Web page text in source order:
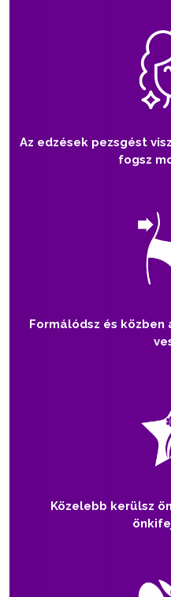
Az edzések pezsgést
fogsz
Formálódsz és
Közelebb kerülsz